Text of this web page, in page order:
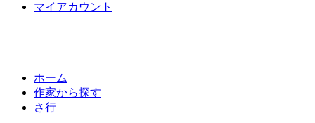
マイアカウント
ホーム
作家から探す
さ行